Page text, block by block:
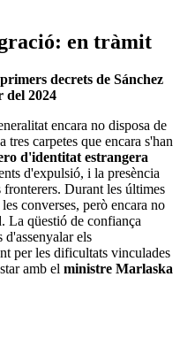
en tràmit
decrets de Sánchez
del 2024
encara no disposa de
carpetes que encara s'han
d'identitat estrangera
d'expulsió, i la presència
fronterers. Durant les últimes
converses, però encara no
La qüestió de confiança
d'assenyalar els
per les dificultats vinculades
amb el ministre Marlaska